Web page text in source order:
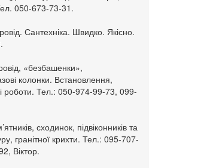
050-673-73-31.
Сантехніка. Швидко. Якісно.
«безбашенки»,
колонки. Встановлення,
роботи. Тел.: 050-974-99-73, 099-
сходинок, підвіконників та
гранітної крихти. Тел.: 095-707-
Віктор.